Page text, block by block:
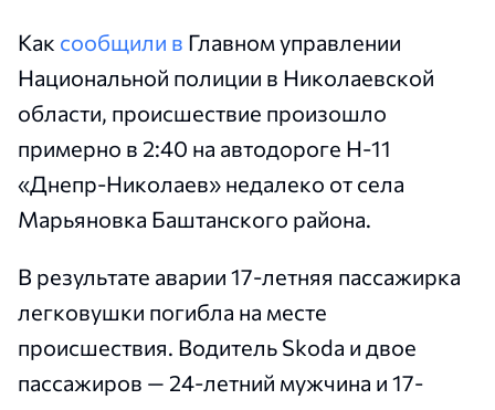
Как сообщили в Главном управлении
Национальной полиции в Николаевской
области, происшествие произошло
примерно в 2:40 на автодороге Н-11
«Днепр-Николаев» недалеко от села
Марьяновка Баштанского района.
В результате аварии 17-летняя пассажирка
легковушки погибла на месте
происшествия. Водитель Skoda и двое
пассажиров — 24-летний мужчина и 17-